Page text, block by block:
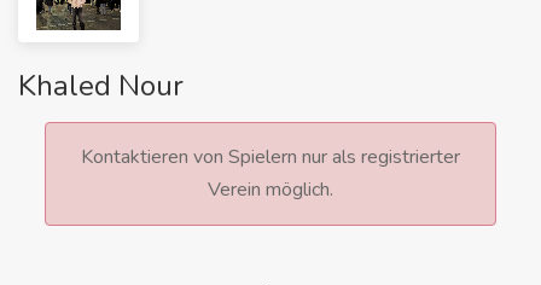
Khaled Nour
Kontaktieren von Spielern nur als registrierter
Verein möglich.